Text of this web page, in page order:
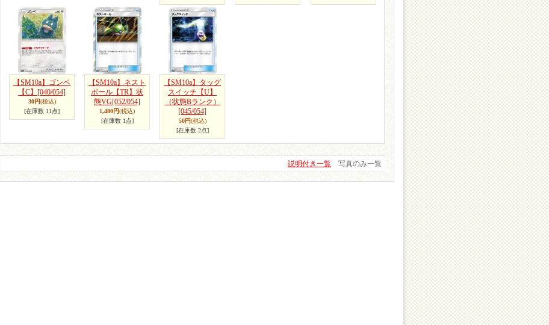
【SM10a】ゴンベ
【C】 [040/054]
30円(税込)
[在庫数 11点]
【SM10a】ネスト
ボール【TR】状
態VG[052/054]
1,480円(税込)
[在庫数 1点]
【SM10a】タッグ
スイッチ【U】
（状態Bランク）
[045/054]
50円(税込)
[在庫数 2点]
説明付き一覧 写真のみ一覧